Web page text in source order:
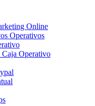
Online
Operativos
Operativo